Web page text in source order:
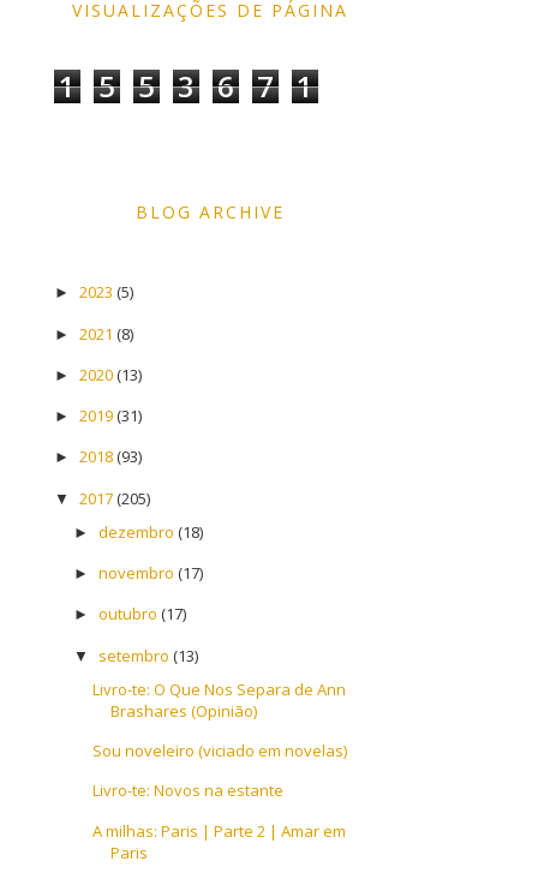
VISUALIZAÇÕES DE PÁGINA
1 5 5 3 6 7 1
BLOG ARCHIVE
► 2023 (5)
► 2021 (8)
► 2020(13)
► 2019(31)
► 2018(93)
▼ 2017(205)
► dezembro (18)
► novembro (17)
► outubro (17)
▼ setembro (13)
Livro-te: O Que Nos Separa de Ann
Brashares (Opinião)
Sou noveleiro (viciado em novelas)
Livro-te: Novos na estante
A milhas: Paris | Parte 2 | Amar em
Paris